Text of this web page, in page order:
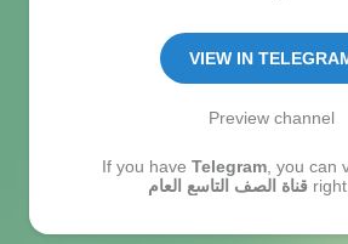
VIEW IN
Preview channel
If you have Telegram , you can
قناة الصف التاسع العام